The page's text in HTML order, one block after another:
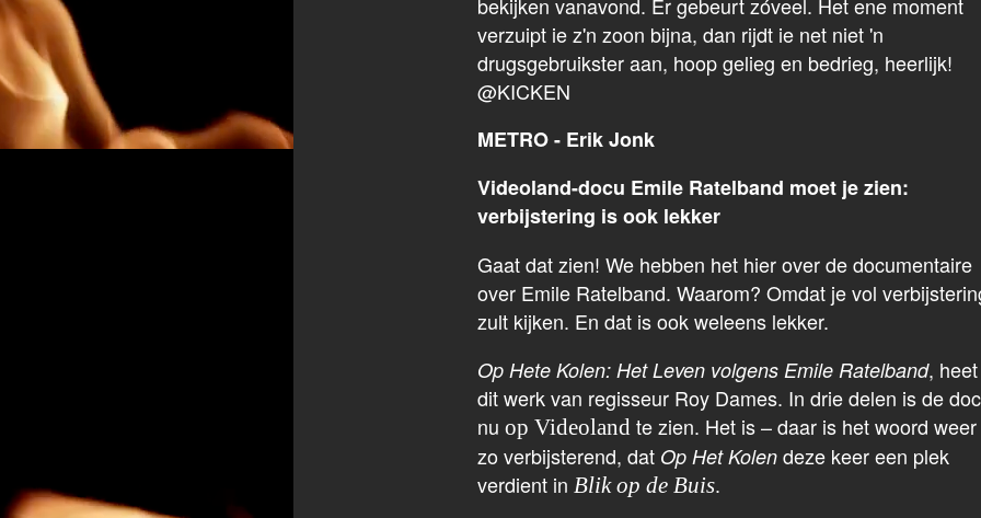
verzuipt ie z'n zoon bijna, dan rijdt ie net niet 'n
drugsgebruikster aan, hoop gelieg en bedrieg, heerlijk!
@KICKEN
METRO - Erik Jonk
Videoland-docu Emile Ratelband moet je zien:
verbijstering is ook lekker
Gaat dat zien! We hebben het hier over de documentaire
over Emile Ratelband. Waarom? Omdat je vol
zult kijken. En dat is ook weleens lekker.
Op Hete Kolen: Het Leven volgens Emile Ratelband, heet
dit werk van regisseur Roy Dames. In drie delen is de
nu op Videoland te zien. Het is – daar is het woord
zo verbijsterend, dat Op Het Kolendeze keer een plek
verdient in Blik op de Buis.